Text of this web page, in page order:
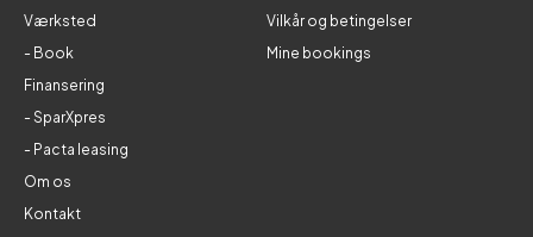
Værksted
- Book
Finansering
- SparXpres
- Pacta leasing
Om os
Kontakt
Vilkår og betingelser
Mine bookings